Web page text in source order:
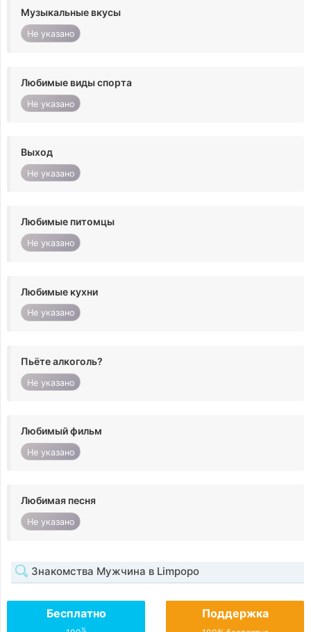
Музыкальные вкусы
Не указано
Любимые виды спорта
Не указано
Выход
Не указано
Любимые питомцы
Не указано
Любимые кухни
Не указано
Пьёте алкоголь?
Не указано
Любимый фильм
Не указано
Любимая песня
Не указано
Знакомства Мужчина в Limpopo
Бесплатно
%
Поддержка